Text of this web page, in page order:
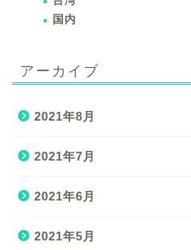
国内
アーカイブ
2021年8月
2021年7月
2021年6月
2021年5月